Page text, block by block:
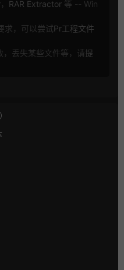
， RAR Extractor 等 -- Win
，可以尝试Pr工程文件
丢失某些文件等，请提